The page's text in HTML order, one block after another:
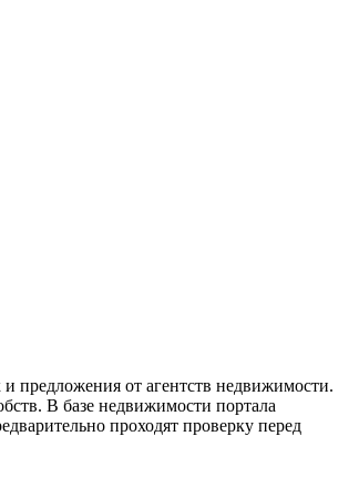
предложения от агентств недвижимости.
В базе недвижимости портала
проходят проверку перед